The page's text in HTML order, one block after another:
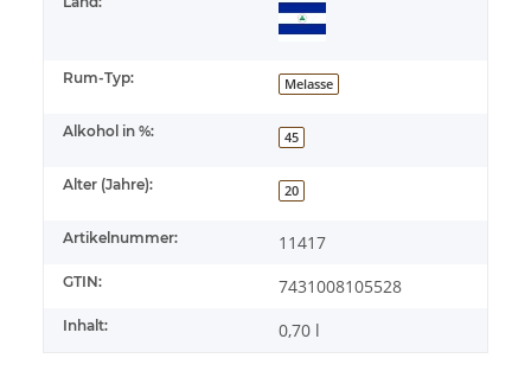
Rum-Typ: Melasse
Alkohol in %: 45
Alter (Jahre): 20
Artikelnummer: 11417
GTIN: 7431008105528
Inhalt: 0,70 l